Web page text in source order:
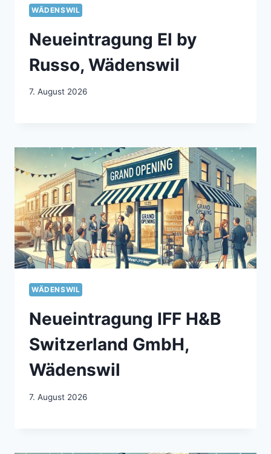
WÄDENSWIL
Neueintragung El by
Russo, Wädenswil
7. August 2026
WÄDENSWIL
Neueintragung IFF H&B
Switzerland GmbH,
Wädenswil
7. August 2026